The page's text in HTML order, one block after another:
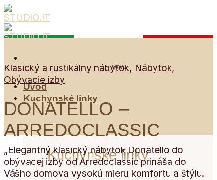
Skip
to
content
Úvod
Kuchynské linky
Kuchynské linky
Klasický a rustikálny nábytok, Nábytok,
Obývacie izby
DONATELLO –
ARREDOCLASSIC
„Elegantný klasický nábytok Donatello do
obývacej izby od Arredoclassic prináša do
Vášho domova vysokú mieru komfortu a štýlu.